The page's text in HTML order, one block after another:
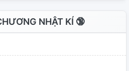
NHẬT KÍ 🔞